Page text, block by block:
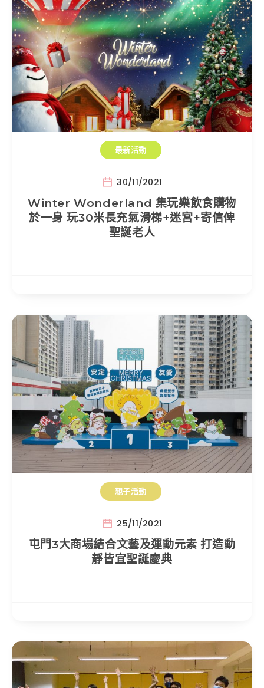
最新活動
30/11/2021
Winter Wonderland 集玩樂飲食購物
於一身 玩30米長充氣滑梯+迷宮+寄信俾
聖誕老人
親子活動
25/11/2021
屯門3大商場結合文藝及運動元素 打造動
靜皆宜聖誕慶典